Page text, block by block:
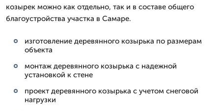
козырек можно как отдельно, так и в составе общего
благоустройства участка в Самаре.
изготовление деревянного козырька по размерам
объекта
монтаж деревянного козырька с надежной
установкой к стене
проект деревянного козырька с учетом снеговой
нагрузки